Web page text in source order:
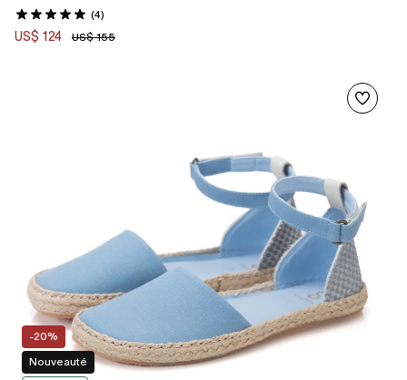
(4)
US$ 124 US$ 155
-20%
Nouveauté